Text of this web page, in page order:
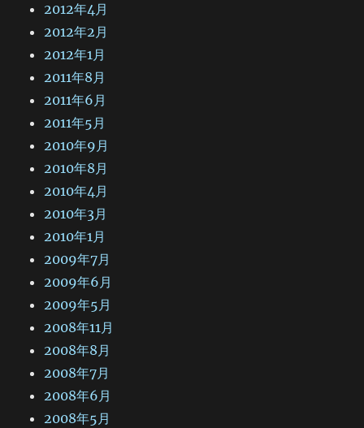
2012年4月
2012年2月
2012年1月
2011年8月
2011年6月
2011年5月
2010年9月
2010年8月
2010年4月
2010年3月
2010年1月
2009年7月
2009年6月
2009年5月
2008年11月
2008年8月
2008年7月
2008年6月
2008年5月